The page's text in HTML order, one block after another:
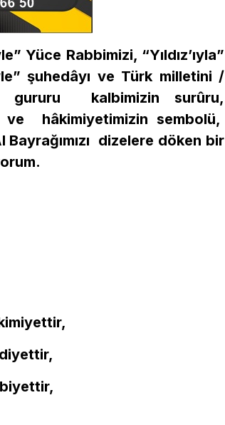
Yüce Rabbimizi, “Yıldız’ıyla”
şuhedâyı ve Türk milletini /
gururu kalbimizin surûru,
ve hâkimiyetimizin sembolü,
Bayrağımızı dizelere döken bir